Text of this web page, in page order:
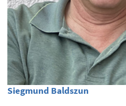
Siegmund Baldszun